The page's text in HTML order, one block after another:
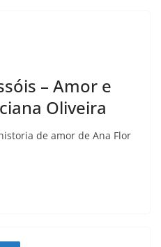
– Amor e
Oliveira
de amor de Ana Flor